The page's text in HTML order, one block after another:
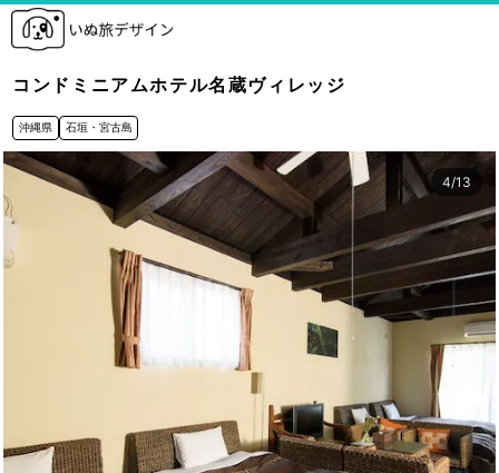
コンドミニアムホテル名蔵ヴィレッジ
沖縄県 石垣・宮古島
4/13